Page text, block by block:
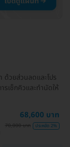
ด้วยส่วนลดและโปร
เช็กคิวและทำนัดให้
68,600 บาท
70,000 บาท ประหยัด 2%